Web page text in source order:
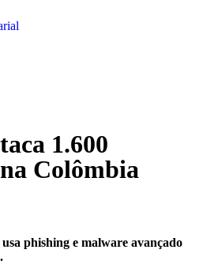
1.600
Colômbia
phishing e malware avançado